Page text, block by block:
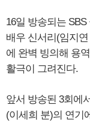
16일 방송되는 SBS
배우 신서리(임지
에 완벽 빙의해 용
활극이 그려진다.
앞서 방송된 3회에
(이세희 분)의 연기